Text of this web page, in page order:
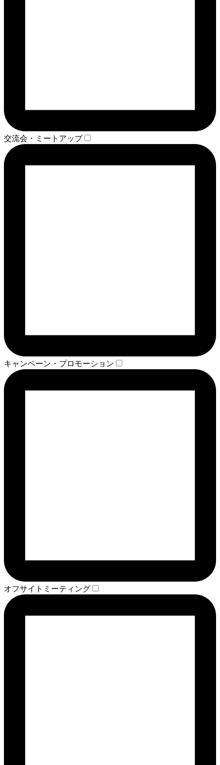
交流会・ミートアップ
キャンペーン・プロモーション
オフサイトミーティング